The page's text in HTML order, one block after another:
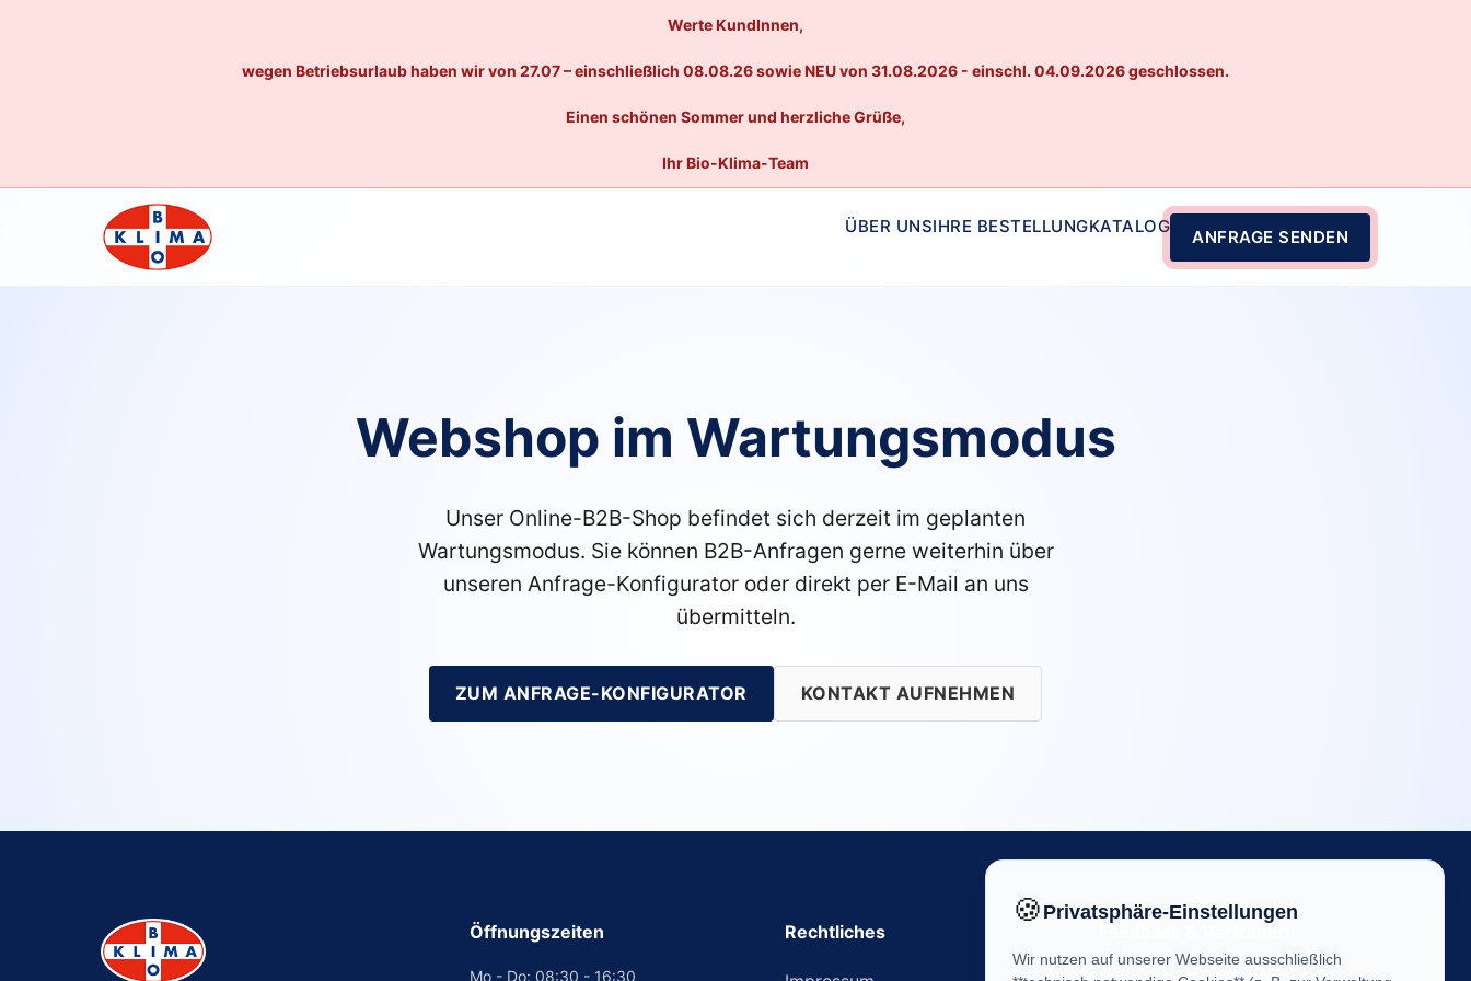
Werte KundInnen,
wegen Betriebsurlaub haben wir von 27.07 – einschließlich 08.08.26 sowie NEU von 31.08.2026 - einschl. 04.09.2026 geschlossen.
Einen schönen Sommer und herzliche Grüße,
Ihr Bio-Klima-Team
ÜBER UNSIHRE BESTELLUNGKATALOG
ANFRAGE SENDEN
Webshop im Wartungsmodus
Unser Online-B2B-Shop befindet sich derzeit im geplanten
Wartungsmodus. Sie können B2B-Anfragen gerne weiterhin über
unseren Anfrage-Konfigurator oder direkt per E-Mail an uns
übermitteln.
ZUM ANFRAGE-KONFIGURATOR KONTAKT AUFNEHMEN
Öffnungszeiten
Mo - Do: 08:30 - 16:30
Rechtliches
Ihre Meinung ist uns wichtig! Helfen
🍪Privatsphäre-Einstellungen
Wir nutzen auf unserer Webseite ausschließlich